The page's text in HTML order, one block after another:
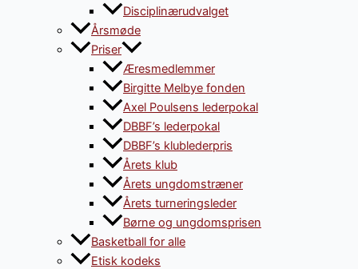
Disciplinærudvalget
Årsmøde
Priser
Æresmedlemmer
Birgitte Melbye fonden
Axel Poulsens lederpokal
DBBF’s lederpokal
DBBF’s klublederpris
Årets klub
Årets ungdomstræner
Årets turneringsleder
Børne og ungdomsprisen
Basketball for alle
Etisk kodeks